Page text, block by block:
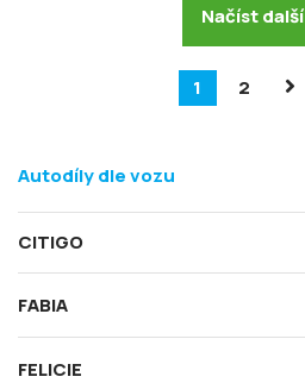
Načíst další
1 2
Autodíly dle vozu
CITIGO
FABIA
FELICIE